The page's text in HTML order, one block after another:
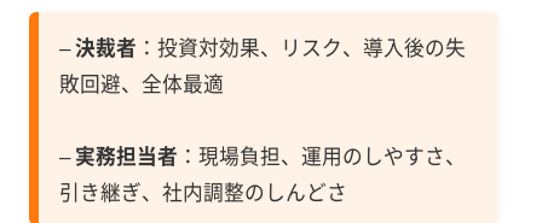
–決裁者 ：投資対効果、リスク、導入後の失
敗回避、全体最適
–実務担当者 ：現場負担、運用のしやすさ、
引き継ぎ、社内調整のしんどさ